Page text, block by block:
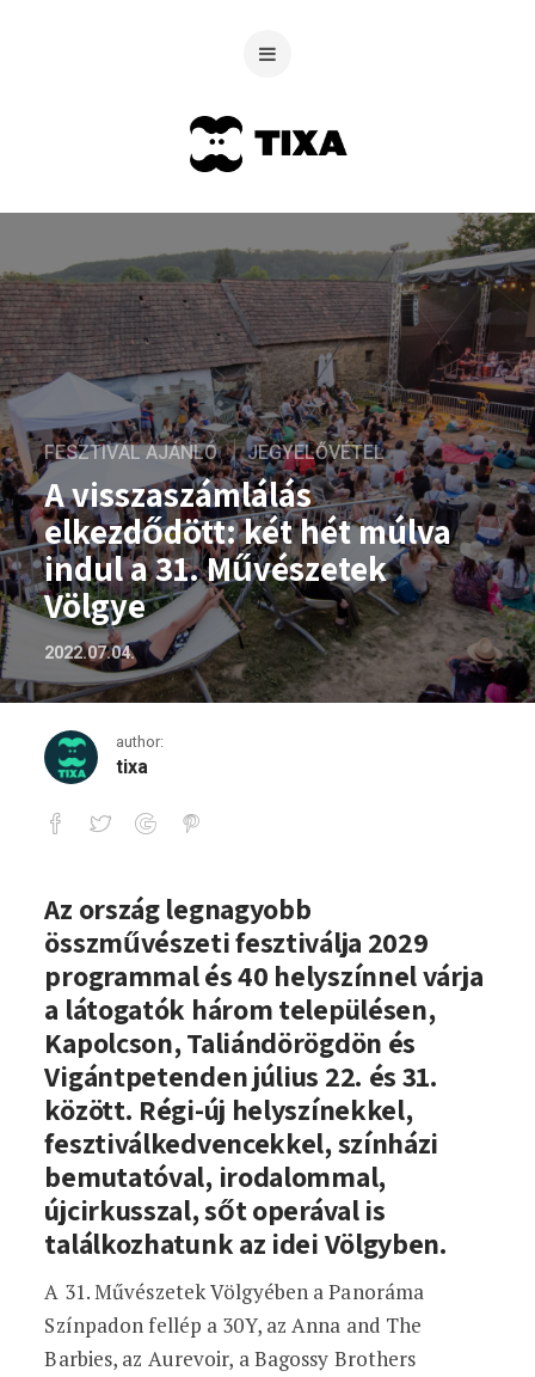
FESZTIVÁL AJÁNLÓ JEGYELŐVÉTEL
A visszaszámlálás
elkezdődött: két hét múlva
indul a 31. Művészetek
Völgye
2022.07.04.
author:
tixa
A visszaszámlálás elkezdődött: két
Az ország legnagyobb
összművészeti fesztiválja 2029
programmal és 40 helyszínnel várja
a látogatók három településen,
Kapolcson, Taliándörögdön és
Vigántpetenden július 22. és 31.
között. Régi-új helyszínekkel,
fesztiválkedvencekkel, színházi
bemutatóval, irodalommal,
újcirkusszal, sőt operával is
találkozhatunk az idei Völgyben.
A 31. Művészetek Völgyében a Panoráma
Színpadon fellép a 30Y, az Anna and The
Barbies, az Aurevoir, a Bagossy Brothers